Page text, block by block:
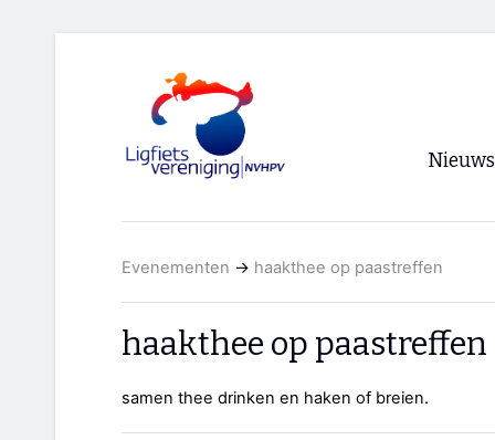
Nieuws
RSS
Evenementen → haakthee op paastreffen
haakthee op paastreffen
samen thee drinken en haken of breien.